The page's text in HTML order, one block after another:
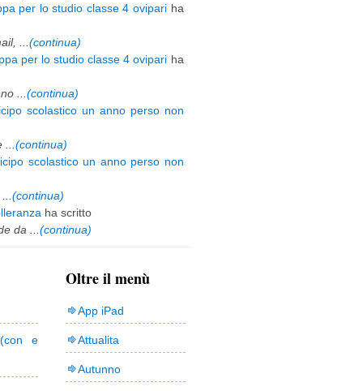
per lo studio classe 4 ovipariha
... (continua)
per lo studio classe 4 ovipari ha
... (continua)
scolastico un anno perso non
(continua)
scolastico un anno perso non
(continua)
ha scritto
da ... (continua)
e
Oltre il menù
App iPad
Attualita
Autunno